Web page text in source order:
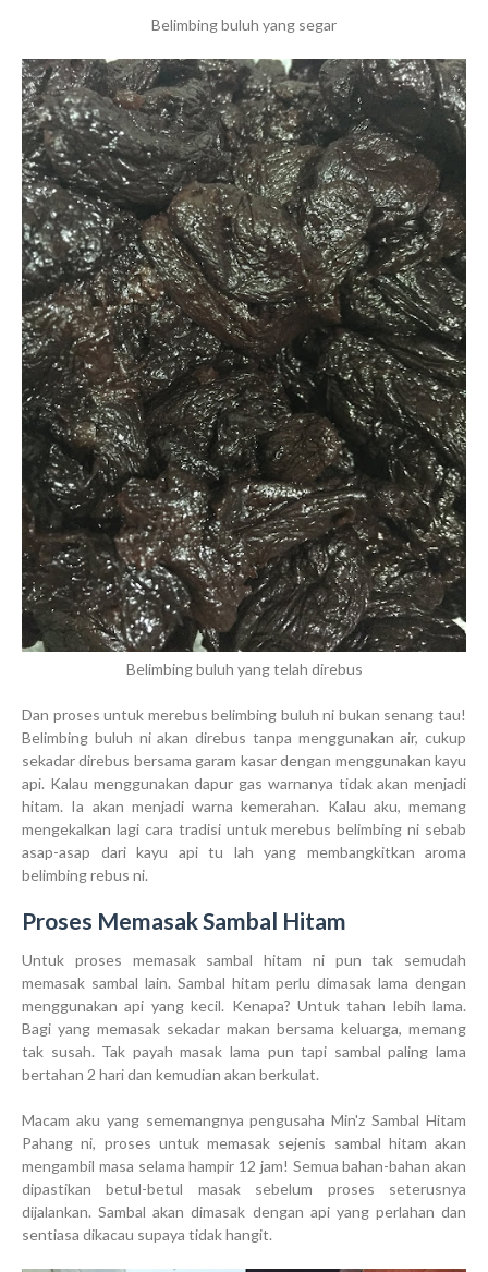
Belimbing buluh yang segar
Belimbing buluh yang telah direbus
Dan proses untuk merebus belimbing buluh ni bukan senang tau!
Belimbing buluh ni akan direbus tanpa menggunakan air, cukup
sekadar direbus bersama garam kasar dengan menggunakan kayu
api. Kalau menggunakan dapur gas warnanya tidak akan menjadi
hitam. Ia akan menjadi warna kemerahan. Kalau aku, memang
mengekalkan lagi cara tradisi untuk merebus belimbing ni sebab
asap-asap dari kayu api tu lah yang membangkitkan aroma
belimbing rebus ni.
Proses Memasak Sambal Hitam
Untuk proses memasak sambal hitam ni pun tak semudah
memasak sambal lain. Sambal hitam perlu dimasak lama dengan
menggunakan api yang kecil. Kenapa? Untuk tahan lebih lama.
Bagi yang memasak sekadar makan bersama keluarga, memang
tak susah. Tak payah masak lama pun tapi sambal paling lama
bertahan 2 hari dan kemudian akan berkulat.
Macam aku yang sememangnya pengusaha Min'z Sambal Hitam
Pahang ni, proses untuk memasak sejenis sambal hitam akan
mengambil masa selama hampir 12 jam! Semua bahan-bahan akan
dipastikan betul-betul masak sebelum proses seterusnya
dijalankan. Sambal akan dimasak dengan api yang perlahan dan
sentiasa dikacau supaya tidak hangit.